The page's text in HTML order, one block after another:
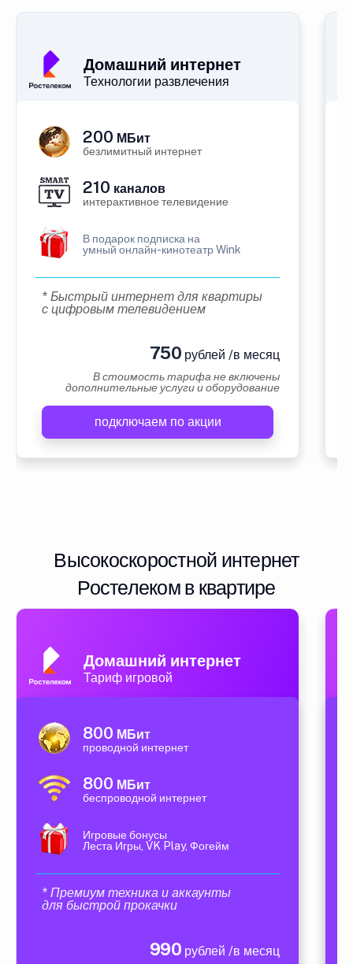
Домашний интернет
Технологии развлечения
200 МБит
безлимитный интернет
210 каналов
интерактивное телевидение
В подарок подписка на
умный онлайн-кинотеатр Wink
* Быстрый интернет для квартиры
с цифровым телевидением
750 рублей /в месяц
В стоимость тарифа не включены
дополнительные услуги и оборудование
подключаем по акции
Высокоскоростной интернет
Ростелеком в квартире
Домашний интернет
Тариф игровой
800 МБит
проводной интернет
800 МБит
беспроводной интернет
Игровые бонусы
Леста Игры, VK Play, Фогейм
* Премиум техника и аккаунты
для быстрой прокачки
990 рублей /в месяц